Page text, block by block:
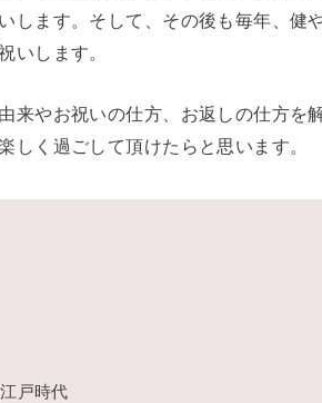
します。そして、その後も毎年、健
いします。
来やお祝いの仕方、お返しの仕方を
しく過ごして頂けたらと思います。
戸時代